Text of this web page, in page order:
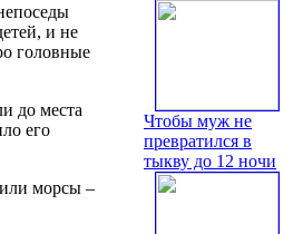
и не
головные
до места
его
морсы –
Чтобы муж не
превратился в
тыкву до 12 ночи